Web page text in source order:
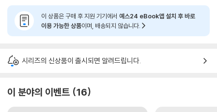
이 상품은 구매 후 지원 기기에서 예스24 eBook앱 설치 후 바로
이용 가능한 상품이며, 배송되지 않습니다.
시리즈의 신상품이 출시되면 알려드립니다.
이 분야의 이벤트 16